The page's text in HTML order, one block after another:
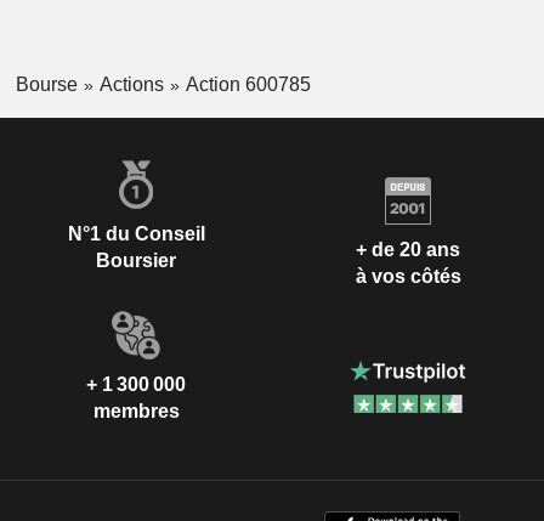
Bourse Actions Action 600785
N°1 du Conseil
Boursier
+ de 20 ans
à vos côtés
+ 1 300 000
membres